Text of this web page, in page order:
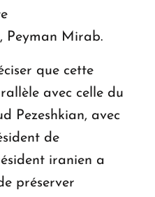
Peyman Mirab.
que cette
avec celle du
Pezeshkian, avec
de
iranien a
préserver